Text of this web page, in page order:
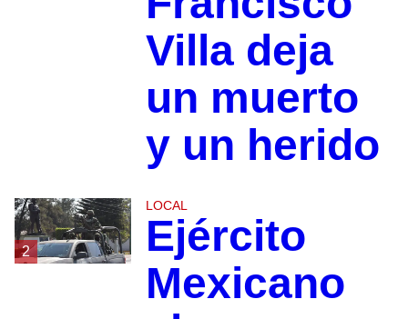
Villa deja
un muerto
y un herido
2
LOCAL
Ejército
Mexicano